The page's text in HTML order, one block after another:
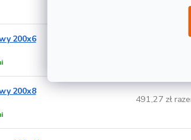
200x6
200x8
491,27 zł